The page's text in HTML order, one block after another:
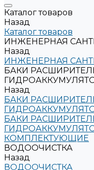
Каталог товаров
Назад
Каталог товаров
ИНЖЕНЕРНАЯ
Назад
ИНЖЕНЕРНАЯ
БАКИ
Назад
БАКИ
БАКИ
КОМПЛЕКТУЮЩИЕ
ВОДООЧИСТКА
Назад
ВОДООЧИСТКА